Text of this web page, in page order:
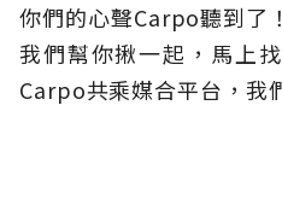
你們的心聲Carpo聽到了
我們幫你揪一起，馬上
Carpo共乘媒合平台，我